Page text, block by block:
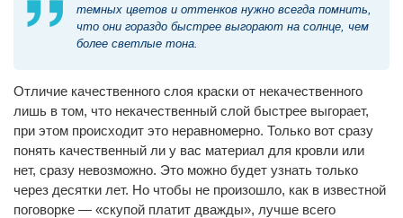
темных цветов и оттенков нужно всегда помнить,
что они гораздо быстрее выгорают на солнце, чем
более светлые тона.
Отличие качественного слоя краски от некачественного
лишь в том, что некачественный слой быстрее выгорает,
при этом происходит это неравномерно. Только вот сразу
понять качественный ли у вас материал для кровли или
нет, сразу невозможно. Это можно будет узнать только
через десятки лет. Но чтобы не произошло, как в известной
поговорке — «скупой платит дважды», лучше всего